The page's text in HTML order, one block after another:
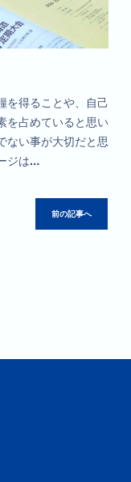
を得ることや、自己
を占めていると思い
ない事が大切だと思
ジは…
前の記事へ